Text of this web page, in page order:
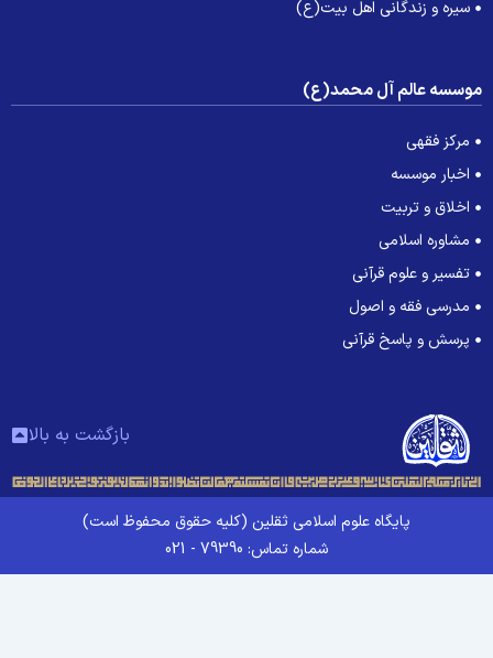
سیره و زندگانی اهل بیت(ع)
عالم آل محمد(ع)
مرکز فقهی
اخبار موسسه
اخلاق و تربیت
مشاوره اسلامی
تفسیر و علوم قرآنی
مدرسی فقه و اصول
پرسش و پاسخ قرآنی
بازگشت به بالا
پایگاه علوم اسلامی ثقلین (کلیه حقوق محفوظ است)
شماره تماس: 79390 - 021